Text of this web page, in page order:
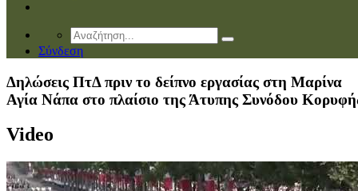
Σύνδεση
Δηλώσεις ΠτΔ πριν το δείπνο εργασίας στη Μαρίνα
Αγία Νάπα στο πλαίσιο της Άτυπης Συνόδου
Video